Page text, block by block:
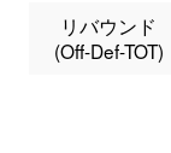
リバウンド
(Off-Def-TOT)